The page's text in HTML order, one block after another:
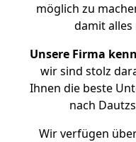
möglich zu
damit
Unsere Firma
wir sind stolz
Ihnen die beste
nach
Wir verfügen